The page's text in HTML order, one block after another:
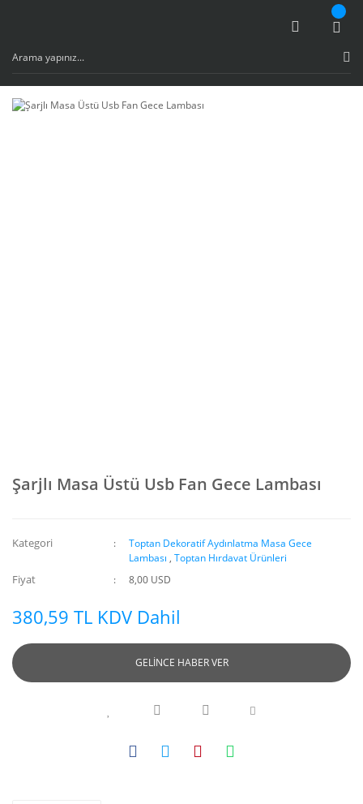
Şarjlı Masa Üstü Usb Fan Gece Lambası
Kategori
Toptan Dekoratif Aydınlatma Masa Gece
Lambası ,Toptan Hırdavat Ürünleri
Fiyat 8,00 USD
380,59 TL KDV Dahil
GELİNCE HABER VER